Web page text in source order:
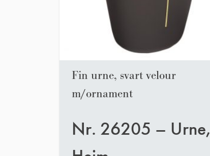
Fin urne, svart velour
m/ornament
Nr. 26205 – Urne,